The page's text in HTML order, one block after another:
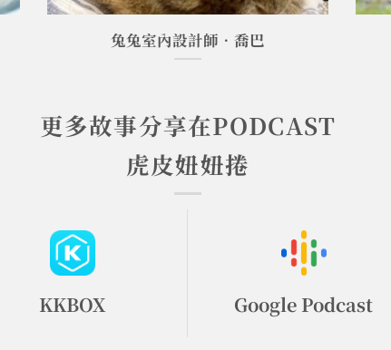
兔兔室內設計師•喬巴
更多故事分享在PODCAST
虎皮妞妞捲
KKBOX Google Podcast